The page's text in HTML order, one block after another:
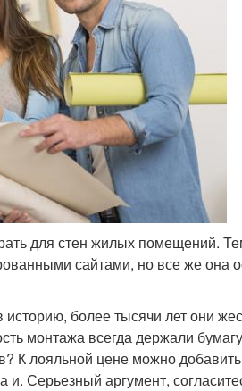
для стен жилых помещений.
сайтами, но все же она
более тысячи лет они
монтажа всегда держали
К лояльной цене можно добавить
и. Серьезный аргумент,